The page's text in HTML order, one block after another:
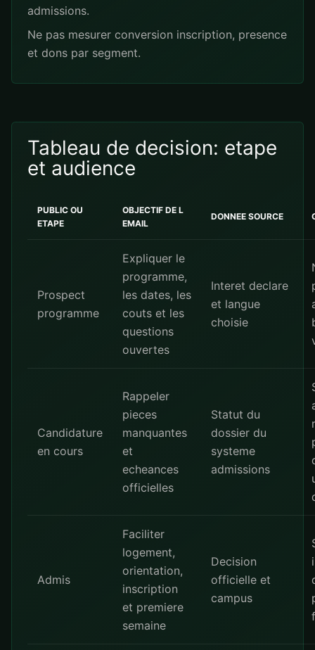
admissions.
Ne pas mesurer conversion inscription, presence
et dons par segment.
Tableau de decision: etape
et audience
PUBLIC OU
ETAPE
OBJECTIF DE L
EMAIL
DONNEE SOURCE
Prospect
programme
Expliquer le
programme,
les dates, les
couts et les
questions
ouvertes
Interet declare
et langue
choisie
Candidature
en cours
Rappeler
pieces
manquantes
et
echeances
officielles
Statut du
dossier du
systeme
admissions
Admis
Faciliter
logement,
orientation,
inscription
et premiere
semaine
Decision
officielle et
campus